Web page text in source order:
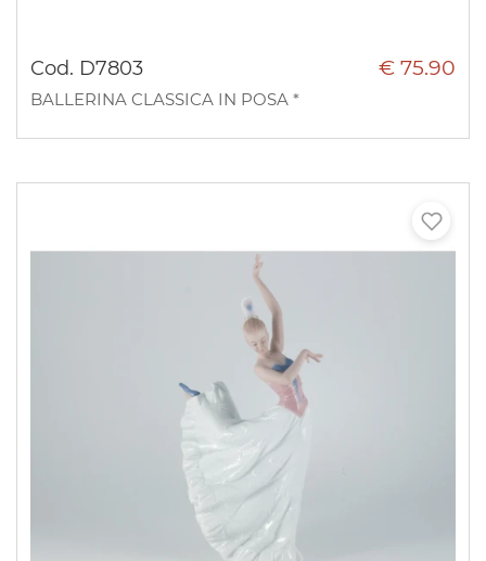
Cod. D7803 € 75.90
BALLERINA CLASSICA IN POSA *